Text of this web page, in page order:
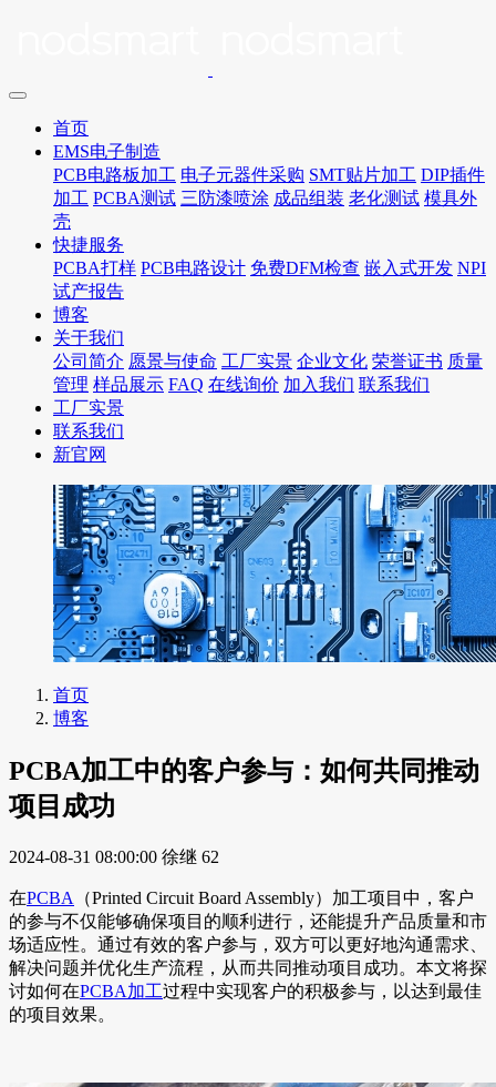
首页
EMS电子制造
PCB电路板加工 电子元器件采购 SMT贴片加工 DIP插件
加工 PCBA测试 三防漆喷涂 成品组装 老化测试 模具外
壳
快捷服务
PCBA打样 PCB电路设计 免费DFM检查 嵌入式开发 NPI
试产报告
博客
关于我们
公司简介 愿景与使命 工厂实景 企业文化 荣誉证书 质量
管理 样品展示 FAQ 在线询价 加入我们 联系我们
工厂实景
联系我们
新官网
首页
博客
PCBA加工中的客户参与：如何共同推动
项目成功
2024-08-31 08:00:00 徐继 62
在PCBA
（Printed Circuit Board Assembly）加工项目中，客户
的参与不仅能够确保项目的顺利进行，还能提升产品质量和市
场适应性。通过有效的客户参与，双方可以更好地沟通需求、
解决问题并优化生产流程，从而共同推动项目成功。本文将探
讨如何在PCBA加工过程中实现客户的积极参与，以达到最佳
的项目效果。